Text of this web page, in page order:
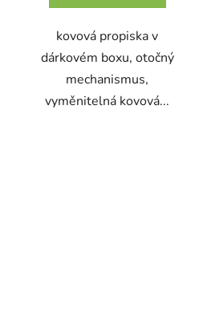
kovová propiska v
dárkovém boxu, otočný
mechanismus,
vyměnitelná kovová...